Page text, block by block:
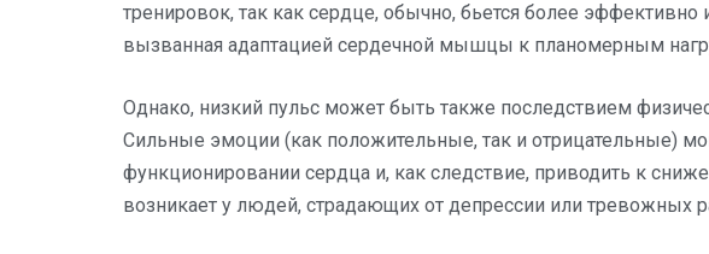
тренировок, так как сердце, обычно, бьется более
вызванная адаптацией сердечной мышцы к планомерным
Однако, низкий пульс может быть также последствием
Сильные эмоции (как положительные, так и отрицательные)
функционировании сердца и, как следствие, приводить к
возникает у людей, страдающих от депрессии или тревожных